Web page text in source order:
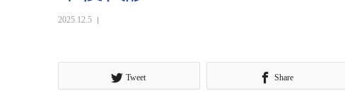
2025.12.5
Tweet Share